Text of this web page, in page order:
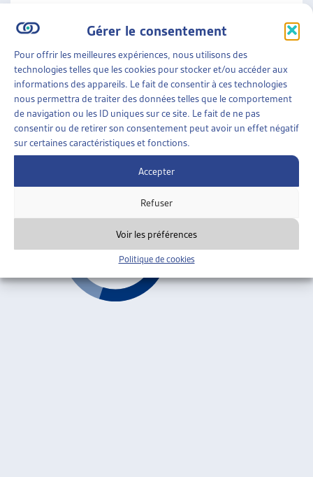
Gérer le consentement
Pour offrir les meilleures expériences, nous utilisons des
technologies telles que les cookies pour stocker et/ou accéder aux
informations des appareils. Le fait de consentir à ces technologies
nous permettra de traiter des données telles que le comportement
de navigation ou les ID uniques sur ce site. Le fait de ne pas
consentir ou de retirer son consentement peut avoir un effet négatif
sur certaines caractéristiques et fonctions.
Accepter
Refuser
Voir les préférences
Politique de cookies
Droits de l'enfant
FAMILLES»ENFANCE»DROITS DE L’ENFANT
LE PROFESSIONNEL, LES PARENTS ET L’ENFANT,
FACE AU REMUE-MÉNAGE DE LA SÉPARATION
CONJUGALE
Genviève Monnoye, sept. 2005